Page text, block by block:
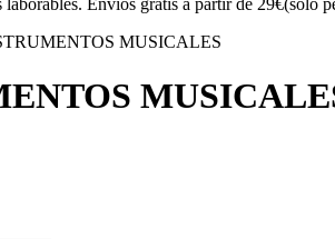
laborables. Envíos gratis a partir de 29€(sólo
MUSICALES